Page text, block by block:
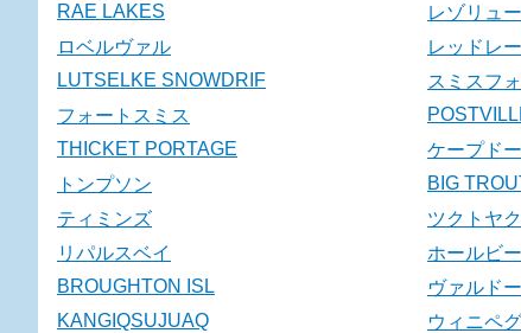
RAE LAKES
レゾリュ
ロベルヴァル
レッドレ
LUTSELKE SNOWDRIF
スミスフ
フォートスミス
THICKET PORTAGE
ケープド
トンプソン
BIG
ティミンズ
ツクトヤ
リパルスベイ
ホールビ
BROUGHTON ISL
ヴァルド
KANGIQSUJUAQ
ウィニペグ